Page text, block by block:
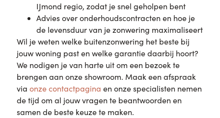
IJmond regio, zodat je snel geholpen bent
Advies over onderhoudscontracten en hoe je
de levensduur van je zonwering maximaliseert
Wil je weten welke buitenzonwering het beste bij
jouw woning past en welke garantie daarbij hoort?
We nodigen je van harte uit om een bezoek te
brengen aan onze showroom. Maak een afspraak
via onze contactpagina en onze specialisten nemen
de tijd om al jouw vragen te beantwoorden en
samen de beste keuze te maken.